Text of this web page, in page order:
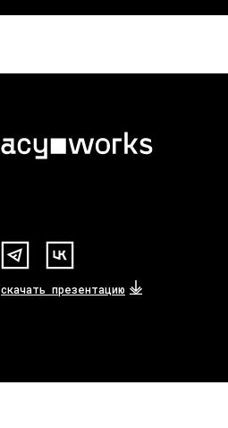
скачать презентацию